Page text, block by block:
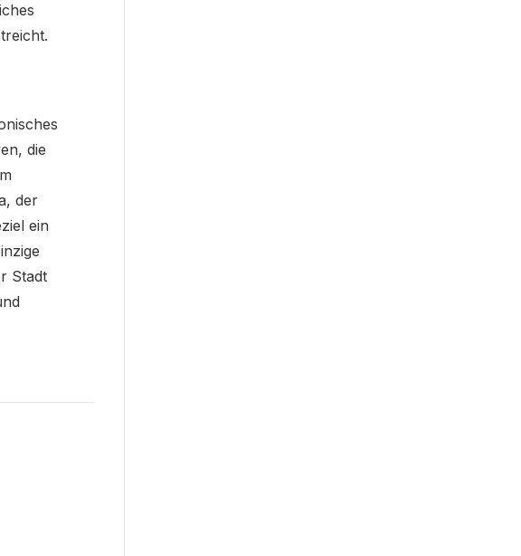
die
der
ein
Stadt